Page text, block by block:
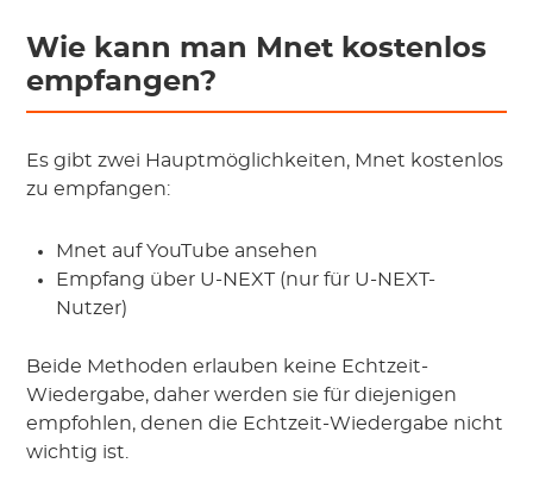
Wie kann man Mnet kostenlos
empfangen?
Es gibt zwei Hauptmöglichkeiten, Mnet kostenlos
zu empfangen:
Mnet auf YouTube ansehen
Empfang über U-NEXT (nur für U-NEXT-
Nutzer)
Beide Methoden erlauben keine Echtzeit-
Wiedergabe, daher werden sie für diejenigen
empfohlen, denen die Echtzeit-Wiedergabe nicht
wichtig ist.